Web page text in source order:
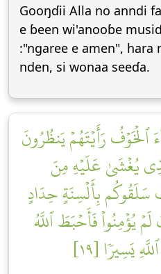
Gooŋɗii Alla no anndi
e ɓeen wi'anooɓe
:"ngaree e amen", hara
nden, si wonaa seeɗa.
رَأَيۡتَهُمۡ يَنظُرُونَ
يُغۡشَىٰ عَلَيۡهِ مِنَ
بِأَلۡسِنَةٍ حِدَادٍ
يُؤۡمِنُواْ فَأَحۡبَطَ ٱللَّهُ
يَسِيرٗا [١٩]